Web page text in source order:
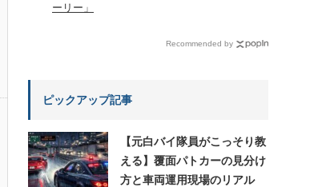
ーリー」
Recommended by
ピックアップ記事
【元白バイ隊員がこっそり教
える】覆面パトカーの見分け
方と車両運用現場のリアル